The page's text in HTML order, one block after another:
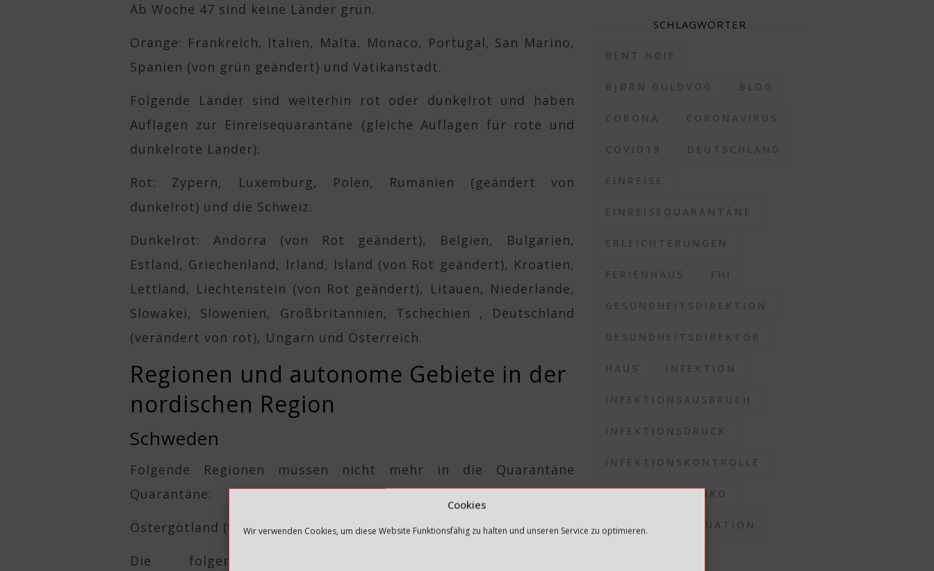
Cookies
Wir verwenden Cookies, um diese Website Funktionsfähig zu halten und unseren Service zu optimieren.
Ab Woche 47 sind keine Länder grün.
Orange: Frankreich, Italien, Malta, Monaco, Portugal, San Marino,
Spanien (von grün geändert) und Vatikanstadt.
Folgende Länder sind weiterhin rot oder dunkelrot und haben
Auflagen zur Einreisequarantäne (gleiche Auflagen für rote und
dunkelrote Länder):
Rot: Zypern, Luxemburg, Polen, Rumänien (geändert von
dunkelrot) und die Schweiz.
Dunkelrot: Andorra (von Rot geändert), Belgien, Bulgarien,
Estland, Griechenland, Irland, Island (von Rot geändert), Kroatien,
Lettland, Liechtenstein (von Rot geändert), Litauen, Niederlande,
Slowakei, Slowenien, Großbritannien, Tschechien , Deutschland
(verändert von rot), Ungarn und Österreich.
Regionen und autonome Gebiete in der
nordischen Region
Schweden
Folgende Regionen müssen nicht mehr in die Quarantäne
Quarantäne:
Östergötland (von rot auf orange geändert)
Die folgenden Regionen haben noch keine
SCHLAGWÖRTER
BENT HØIE
BJØRN GULDVOG BLOG
CORONA CORONAVIRUS
COVID19 DEUTSCHLAND
EINREISE
EINREISEQUARANTÄNE
ERLEICHTERUNGEN
FERIENHAUS FHI
GESUNDHEITSDIREKTION
GESUNDHEITSDIREKTOR
HAUS INFEKTION
INFEKTIONSAUSBRUCH
INFEKTIONSDRUCK
INFEKTIONSKONTROLLE
INFEKTIONSRISIKO
INFEKTIONSSITUATION